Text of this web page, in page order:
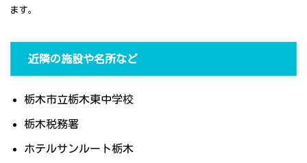
ます。
近隣の施設や名所など
栃木市立栃木東中学校
栃木税務署
ホテルサンルート栃木